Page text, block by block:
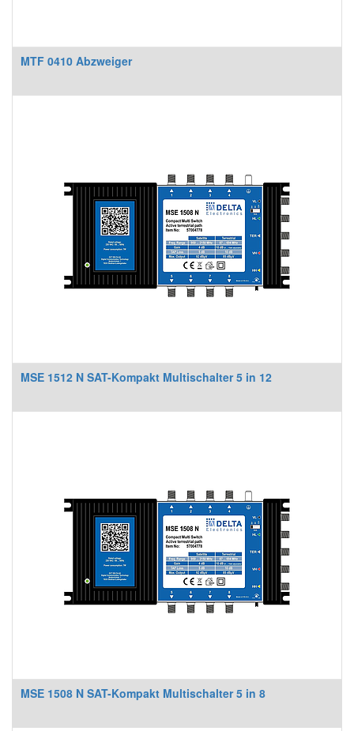
MTF 0410 Abzweiger
MSE 1512 N SAT-Kompakt Multischalter 5 in 12
MSE 1508 N SAT-Kompakt Multischalter 5 in 8